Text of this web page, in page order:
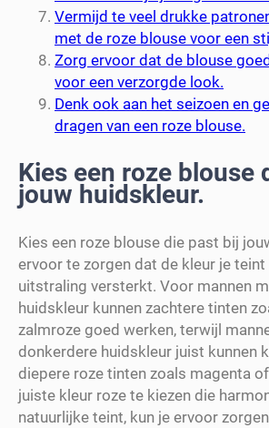
Vermijd te veel drukke
met de roze blouse voor een
Zorg ervoor dat de blouse
voor een verzorgde look.
Denk ook aan het seizoen en
dragen van een roze blouse.
Kies een roze blouse
jouw huidskleur.
Kies een roze blouse die past bij
ervoor te zorgen dat de kleur je
uitstraling versterkt. Voor mannen
huidskleur kunnen zachtere tinten
zalmroze goed werken, terwijl
donkerdere huidskleur juist kunnen
diepere roze tinten zoals magenta
juiste kleur roze te kiezen die
natuurlijke teint, kun je ervoor